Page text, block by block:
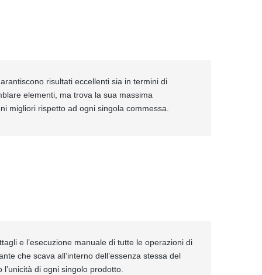
risultati eccellenti sia in termini di
elementi, ma trova la sua massima
migliori rispetto ad ogni singola commessa.
e l’esecuzione manuale di tutte le operazioni di
che scava all’interno dell’essenza stessa del
di ogni singolo prodotto.